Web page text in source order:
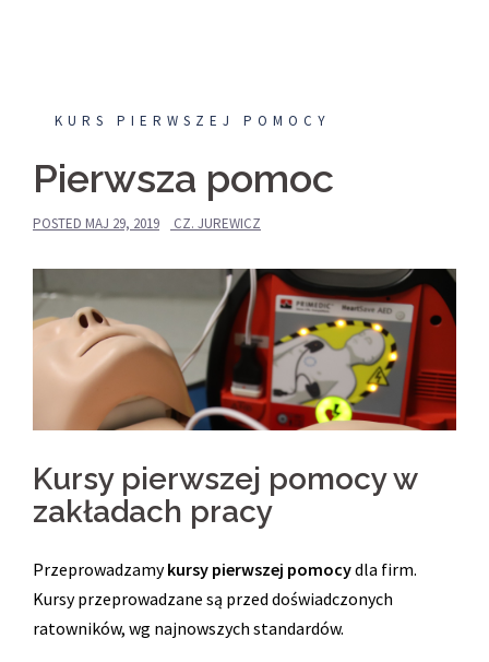
KURS PIERWSZEJ POMOCY
Pierwsza pomoc
POSTED MAJ 29, 2019 CZ. JUREWICZ
Kursy pierwszej pomocy w
zakładach pracy
Przeprowadzamykursy pierwszej pomocydla firm.
Kursy przeprowadzane są przed doświadczonych
ratowników, wg najnowszych standardów.